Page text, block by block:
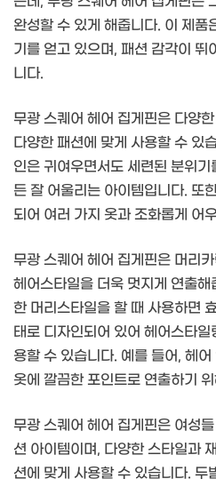
완성할 수 있게 해줍니다. 이 제품
기를 얻고 있으며, 패션 감각이 뛰
니다.
무광 스퀘어 헤어 집게핀은 다양
다양한 패션에 맞게 사용할 수 있
인은 귀여우면서도 세련된 분위기
든 잘 어울리는 아이템입니다. 또
되어 여러 가지 옷과 조화롭게 어
무광 스퀘어 헤어 집게핀은 머리
헤어스타일을 더욱 멋지게 연출
한 머리스타일을 할 때 사용하면
태로 디자인되어 있어 헤어스타
용할 수 있습니다. 예를 들어, 헤
옷에 깔끔한 포인트로 연출하기
무광 스퀘어 헤어 집게핀은 여성
션 아이템이며, 다양한 스타일과
션에 맞게 사용할 수 있습니다.